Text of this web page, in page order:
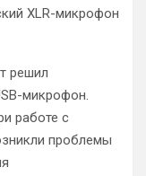
XLR-микрофон
решил
микрофон.
работе с
проблемы